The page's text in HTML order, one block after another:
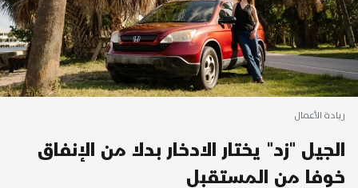
ريادة الأعمال
الجيل "زد" يختار الادخار بدلا من الإنفاق
خوفا من المستقبل